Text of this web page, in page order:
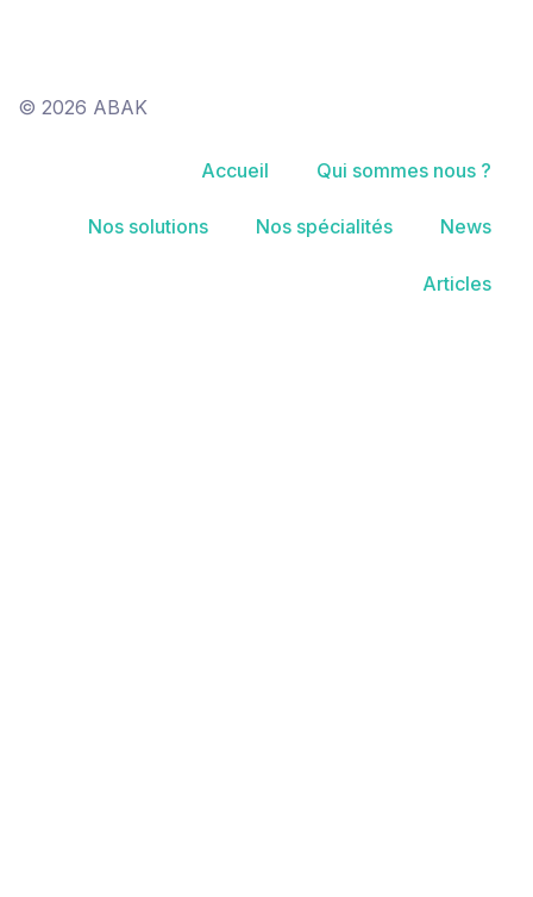
© 2026 ABAK
Accueil Qui sommes nous ?
Nos solutions Nos spécialités News
Articles